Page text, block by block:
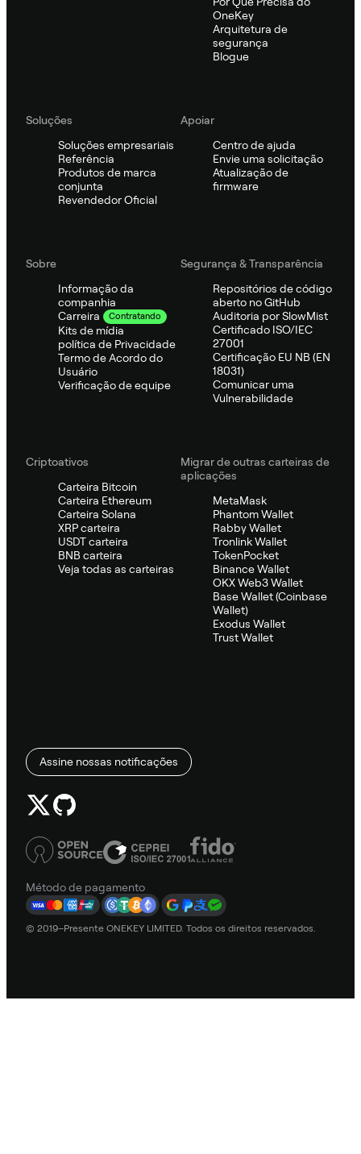
OneKey
Arquitetura de
segurança
Blogue
Soluções
Soluções empresariais
Referência
Produtos de marca
conjunta
Revendedor Oficial
Apoiar
Centro de ajuda
Envie uma solicitação
Atualização de
firmware
Sobre
Informação da
companhia
Carreira
Contratando
Kits de mídia
política de Privacidade
Termo de Acordo do
Usuário
Verificação de equipe
Segurança & Transparência
Repositórios de código
aberto no GitHub
Auditoria por SlowMist
Certificado ISO/IEC
27001
Certificação EU NB (EN
18031)
Comunicar uma
Vulnerabilidade
Criptoativos
Carteira Bitcoin
Carteira Ethereum
Carteira Solana
XRP carteira
USDT carteira
BNB carteira
Veja todas as carteiras
Migrar de outras carteiras de
aplicações
MetaMask
Phantom Wallet
Rabby Wallet
Tronlink Wallet
TokenPocket
Binance Wallet
OKX Web3 Wallet
Base Wallet (Coinbase
Wallet)
Exodus Wallet
Trust Wallet
Assine nossas notificações
Método de pagamento
© 2019–Presente ONEKEY LIMITED. Todos os direitos reservados.